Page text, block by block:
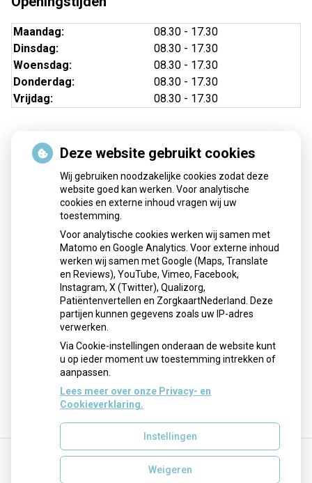
Maandag:
08.30 - 17.30
Dinsdag:
08.30 - 17.30
Woensdag:
08.30 - 17.30
Donderdag:
08.30 - 17.30
Vrijdag:
08.30 - 17.30
Nieuws
Sinds huisartsen afslankmedicijnen mogen voorschrijven,
neemt gebruik toe
Schurft sinds corona geen vergeten ziekte meer: aantal
uitbraken fors gestegen
Stoppen met afslankmedicijnen betekent zonder
leefstijlaanpassingen weer gewichtstoename
Kookadvies drinkwater in provincie Utrecht vanwege
besmetting
Terugroepactie babyvoeding Nestlé: bacterie kan baby’s
ziek maken
Uw Zorg Online |Beheer
Deze website gebruikt cookies
Wij gebruiken noodzakelijke cookies zodat deze
website goed kan werken. Voor analytische
cookies en externe inhoud vragen wij uw
toestemming.
Voor analytische cookies werken wij samen met
Matomo en Google Analytics. Voor externe inhoud
werken wij samen met Google (Maps, Translate
en Reviews), YouTube, Vimeo, Facebook,
Instagram, X (Twitter), Qualizorg,
Patiëntenvertellen en ZorgkaartNederland. Deze
partijen kunnen gegevens zoals uw IP-adres
verwerken.
Via Cookie-instellingen onderaan de website kunt
u op ieder moment uw toestemming intrekken of
aanpassen.
Lees meer over onze Privacy- en
Cookieverklaring.
Instellingen
Weigeren